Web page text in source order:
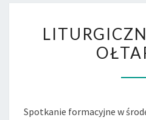
Spotkanie formacyjne w